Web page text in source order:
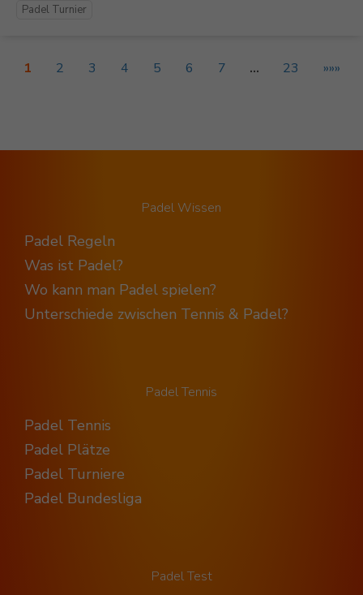
Padel Turnier
1 2 3 4 5 6 7 … 23 »»»
Padel Wissen
Padel Regeln
Was ist Padel?
Wo kann man Padel spielen?
Unterschiede zwischen Tennis & Padel?
Padel Tennis
Padel Tennis
Padel Plätze
Padel Turniere
Padel Bundesliga
Padel Test